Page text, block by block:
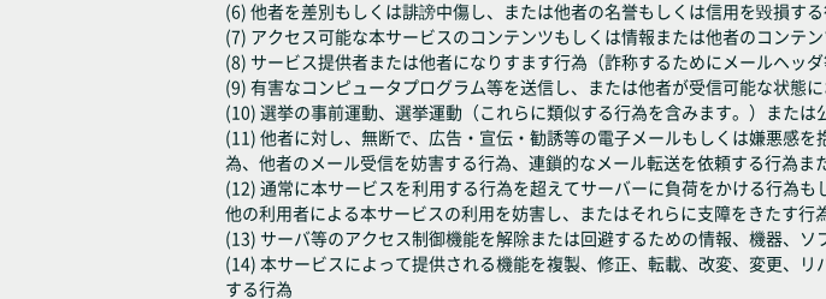
(6) 他者を差別もしくは誹謗中傷し、または他者の名誉もしくは信用を毀損す
(7) アクセス可能な本サービスのコンテンツもしくは情報または他者のコンテ
(8) サービス提供者または他者になりすます行為（詐称するためにメールヘッ
(9) 有害なコンピュータプログラム等を送信し、または他者が受信可能な状態
(10) 選挙の事前運動、選挙運動（これらに類似する行為を含みます。）または
(11) 他者に対し、無断で、広告・宣伝・勧誘等の電子メールもしくは嫌悪感
為、他者のメール受信を妨害する行為、連鎖的なメール転送を依頼する行為ま
(12) 通常に本サービスを利用する行為を超えてサーバーに負荷をかける行為
他の利用者による本サービスの利用を妨害し、またはそれらに支障をきたす行
(13) サーバ等のアクセス制御機能を解除または回避するための情報、機器、ソ
(14) 本サービスによって提供される機能を複製、修正、転載、改変、変更、
する行為